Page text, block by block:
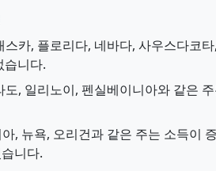
스카, 플로리다, 네바다, 사우스다코
습니다.
도, 일리노이, 펜실베이니아와 같은
, 뉴욕, 오리건과 같은 주는 소득이
니다.